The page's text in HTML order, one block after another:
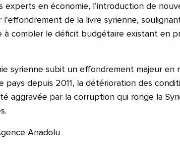
experts en économie, l’introduction de
l’effondrement de la livre syrienne,
à combler le déficit budgétaire existant en
syrienne subit un effondrement majeur en
pays depuis 2011, la détérioration des
aggravée par la corruption qui ronge la
Anadolu